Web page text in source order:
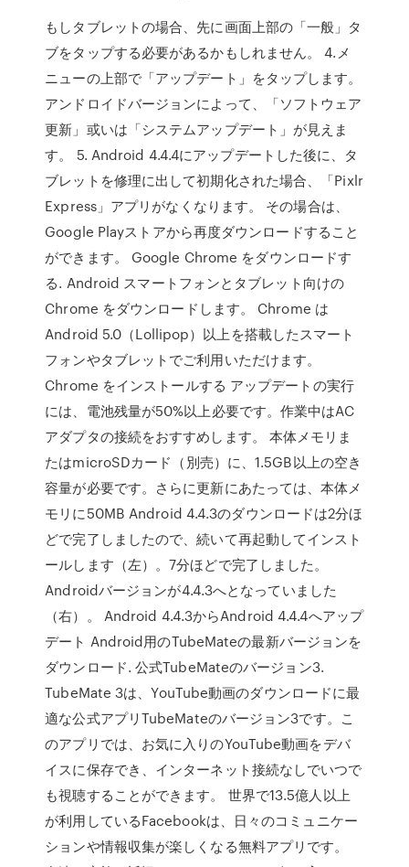
もしタブレットの場合、先に画面上部の「一般」タ
ブをタップする必要があるかもしれません。 4.メ
ニューの上部で「アップデート」をタップします。
アンドロイドバージョンによって、「ソフトウェア
更新」或いは「システムアップデート」が見えま
す。 5. Android 4.4.4にアップデートした後に、タ
ブレットを修理に出して初期化された場合、「Pixlr
Express」アプリがなくなります。 その場合は、
Google Playストアから再度ダウンロードすること
ができます。 Google Chrome をダウンロードす
る. Android スマートフォンとタブレット向けの
Chrome をダウンロードします。 Chrome は
Android 5.0（Lollipop）以上を搭載したスマート
フォンやタブレットでご利用いただけます。
Chrome をインストールする アップデートの実行
には、電池残量が50%以上必要です。作業中はAC
アダプタの接続をおすすめします。 本体メモリま
たはmicroSDカード（別売）に、1.5GB以上の空き
容量が必要です。さらに更新にあたっては、本体メ
モリに50MB Android 4.4.3のダウンロードは2分ほ
どで完了しましたので、続いて再起動してインスト
ールします（左）。7分ほどで完了しました。
Androidバージョンが4.4.3へとなっていました
（右）。 Android 4.4.3からAndroid 4.4.4へアップ
デート Android用のTubeMateの最新バージョンを
ダウンロード. 公式TubeMateのバージョン3.
TubeMate 3は、YouTube動画のダウンロードに最
適な公式アプリTubeMateのバージョン3です。こ
のアプリでは、お気に入りのYouTube動画をデバ
イスに保存でき、インターネット接続なしでいつで
も視聴することができます。 世界で13.5億人以上
が利用しているFacebookは、日々のコミュニケー
ションや情報収集が楽しくなる無料アプリです。